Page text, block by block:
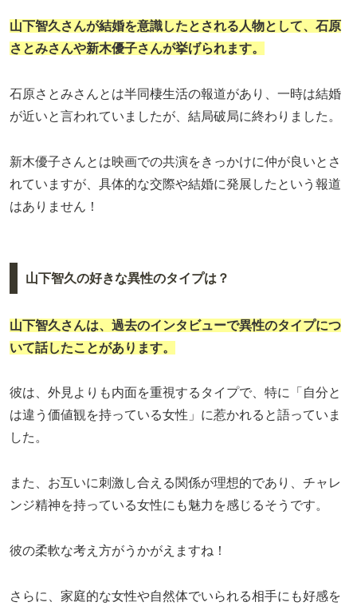
山下智久さんが結婚を意識したとされる人物として、石原
さとみさんや新木優子さんが挙げられます。
石原さとみさんとは半同棲生活の報道があり、一時は結婚
が近いと言われていましたが、結局破局に終わりました。
新木優子さんとは映画での共演をきっかけに仲が良いとさ
れていますが、具体的な交際や結婚に発展したという報道
はありません！
山下智久の好きな異性のタイプは？
山下智久さんは、過去のインタビューで異性のタイプにつ
いて話したことがあります。
彼は、外見よりも内面を重視するタイプで、特に「自分と
は違う価値観を持っている女性」に惹かれると語っていま
した。
また、お互いに刺激し合える関係が理想的であり、チャレ
ンジ精神を持っている女性にも魅力を感じるそうです。
彼の柔軟な考え方がうかがえますね！
さらに、家庭的な女性や自然体でいられる相手にも好感を